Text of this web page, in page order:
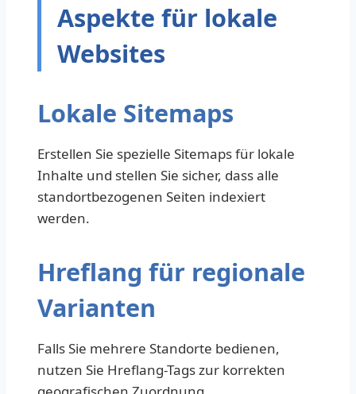
Aspekte für lokale
Websites
Lokale Sitemaps
Erstellen Sie spezielle Sitemaps für lokale
Inhalte und stellen Sie sicher, dass alle
standortbezogenen Seiten indexiert
werden.
Hreflang für regionale
Varianten
Falls Sie mehrere Standorte bedienen,
nutzen Sie Hreflang-Tags zur korrekten